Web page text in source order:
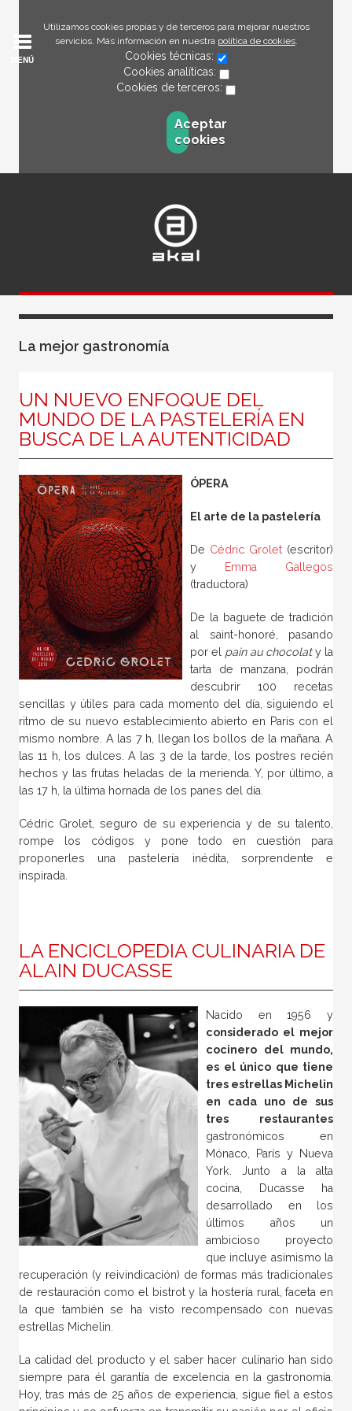
Utilizamos cookies propias y de terceros para mejorar nuestros
servicios. Más información en nuestra política de cookies.
Cookies técnicas:
Cookies analíticas:
Cookies de terceros:
Aceptar
cookies
MENÚ
Llena tu vida de lecturas
La mejor gastronomía
Entre el cielo y la Tierra
Literatura para disfrutar
Grandes ideas
Un viaje iniciático contra el sistema
Libros para pensar nuestro mundo
Friedrich Engels. 200 Aniversario
La mejor gastronomía
UN NUEVO ENFOQUE DEL
MUNDO DE LA PASTELERÍA EN
BUSCA DE LA AUTENTICIDAD
ÓPERA
El arte de la pastelería
De Cédric Grolet (escritor)
y
Emma Gallegos
(traductora)
De la baguete de tradición
al saint-honoré, pasando
por el pain au chocolaty la
tarta de manzana, podrán
descubrir 100 recetas
sencillas y útiles para cada momento del día, siguiendo el
ritmo de su nuevo establecimiento abierto en París con el
mismo nombre. A las 7 h, llegan los bollos de la mañana. A
las 11 h, los dulces. A las 3 de la tarde, los postres recién
hechos y las frutas heladas de la merienda. Y, por último, a
las 17 h, la última hornada de los panes del día.
Cédric Grolet, seguro de su experiencia y de su talento,
rompe los códigos y pone todo en cuestión para
proponerles una pastelería inédita, sorprendente e
inspirada.
LA ENCICLOPEDIA CULINARIA DE
ALAIN DUCASSE
Nacido en 1956 y
considerado el mejor
cocinero del mundo,
es el único que tiene
tres estrellas Michelin
en cada uno de sus
tres restaurantes
gastronómicos en
Mónaco, París y Nueva
York. Junto a la alta
cocina, Ducasse ha
desarrollado en los
últimos años un
ambicioso proyecto
que incluye asimismo la
recuperación (y reivindicación) de formas más tradicionales
de restauración como el bistrot y la hostería rural, faceta en
la que también se ha visto recompensado con nuevas
estrellas Michelin.
La calidad del producto y el saber hacer culinario han sido
siempre para él garantía de excelencia en la gastronomía.
Hoy, tras más de 25 años de experiencia, sigue fiel a estos